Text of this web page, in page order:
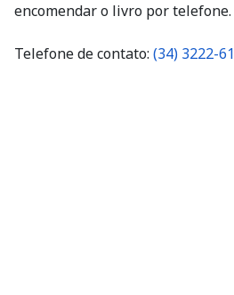
encomendar o livro por telefone.
Telefone de contato: (34) 3222-